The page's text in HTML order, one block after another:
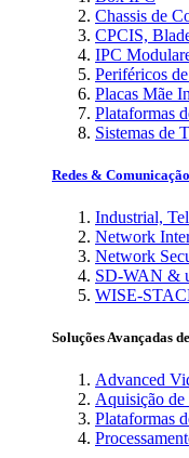
Chassis de
CPCIS,
IPC
Periféricos
Placas Mãe
Plataformas
Sistemas de
Redes & Comunicação
Industrial,
Network
Network
SD-WAN &
WISE-
Soluções Avançadas
Advanced
Aquisição
Plataformas